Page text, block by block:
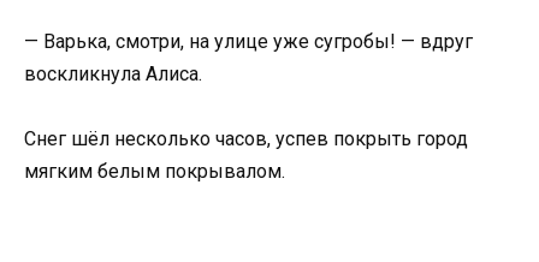
— Варька, смотри, на улице уже сугробы! — вдруг
воскликнула Алиса.
Снег шёл несколько часов, успев покрыть город
мягким белым покрывалом.